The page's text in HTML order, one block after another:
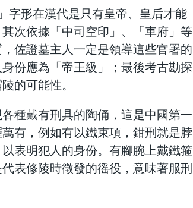
字形在漢代是只有皇帝、皇后才能
次依據「中司空印」、「車府」等
佐證墓主人一定是領導這些官署的
份應為「帝王級」；最後考古勘探
的可能性。
種戴有刑具的陶俑，這是中國第一
有，例如有以鐵束項，鉗刑就是脖
表明犯人的身份。有腳腕上戴鐵箍
表修陵時徵發的徭役，意味著服刑